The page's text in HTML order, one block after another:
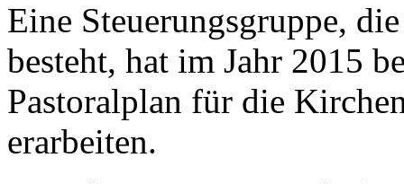
Eine Steuerungsgruppe,
besteht, hat im Jahr 2015
Pastoralplan für die
erarbeiten.